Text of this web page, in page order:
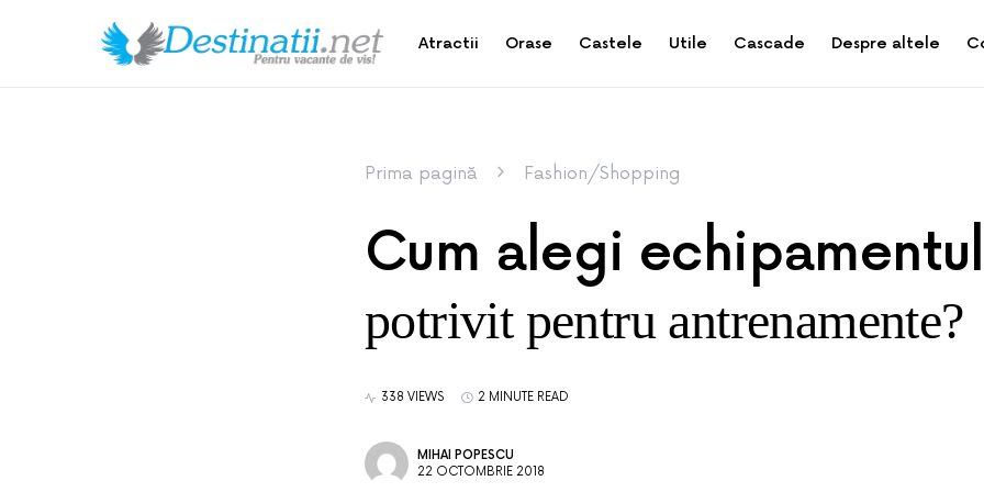
Atractii Orase Castele Utile Cascade Despre altele
Prima pagină Fashion/Shopping
Cum alegi echipamentul
potrivit pentru antrenamente?
338 VIEWS 2 MINUTE READ
MIHAI POPESCU
22 OCTOMBRIE 2018